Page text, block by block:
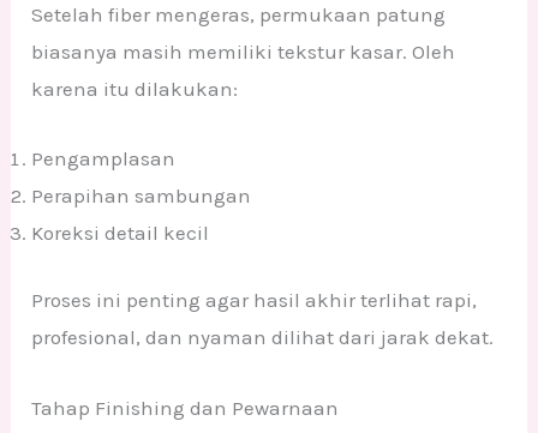
Setelah fiber mengeras, permukaan patung
biasanya masih memiliki tekstur kasar. Oleh
karena itu dilakukan:
Pengamplasan
Perapihan sambungan
Koreksi detail kecil
Proses ini penting agar hasil akhir terlihat rapi,
profesional, dan nyaman dilihat dari jarak dekat.
Tahap Finishing dan Pewarnaan